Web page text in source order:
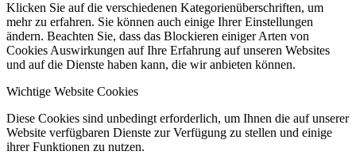
Klicken Sie auf die verschiedenen Kategorienüberschriften, um
mehr zu erfahren. Sie können auch einige Ihrer Einstellungen
ändern. Beachten Sie, dass das Blockieren einiger Arten von
Cookies Auswirkungen auf Ihre Erfahrung auf unseren Websites
und auf die Dienste haben kann, die wir anbieten können.
Wichtige Website Cookies
Diese Cookies sind unbedingt erforderlich, um Ihnen die auf unserer
Website verfügbaren Dienste zur Verfügung zu stellen und einige
ihrer Funktionen zu nutzen.